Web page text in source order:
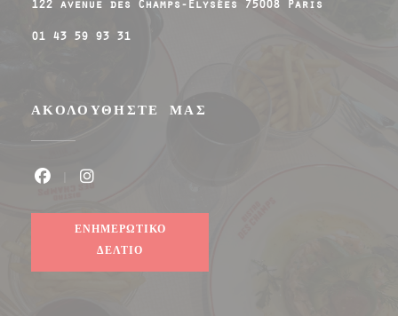
122 avenue des Champs-Élysées 75008 Paris
01 43 59 93 31
ΑΚΟΛΟΥΘΉΣΤΕ ΜΑΣ
ΕΝΗΜΕΡΩΤΙΚΌ
ΔΕΛΤΊΟ